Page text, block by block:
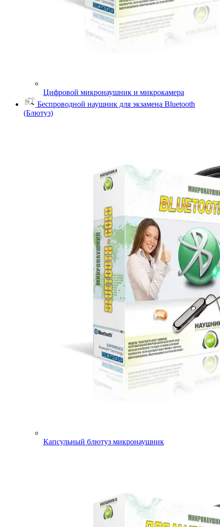
Цифровой микронаушник и микрокамера
Беспроводной наушник для экзамена Bluetooth
(Блютуз)
Капсульный блютуз микронаушник